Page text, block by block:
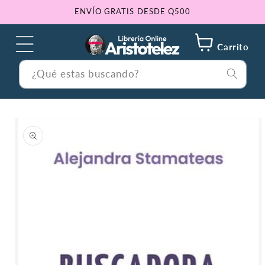
al contenido
ENVÍO GRATIS DESDE Q500
¿Qué estas buscando?
Carrito
información
del producto